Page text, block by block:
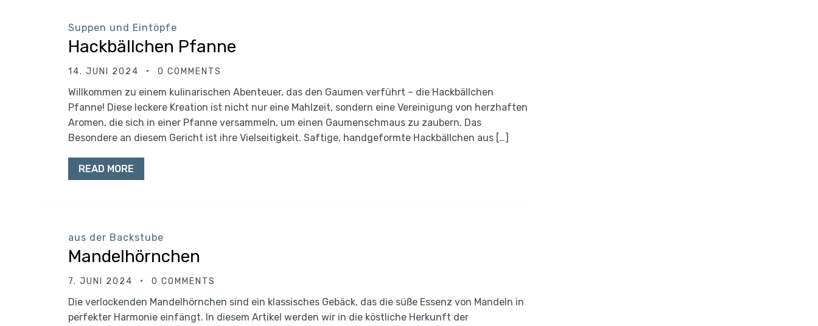
Suppen und Eintöpfe
Hackbällchen Pfanne
14. JUNI 2024 0 COMMENTS
Willkommen zu einem kulinarischen Abenteuer, das den Gaumen verführt – die Hackbällchen
Pfanne! Diese leckere Kreation ist nicht nur eine Mahlzeit, sondern eine Vereinigung von herzhaften
Aromen, die sich in einer Pfanne versammeln, um einen Gaumenschmaus zu zaubern. Das
Besondere an diesem Gericht ist ihre Vielseitigkeit. Saftige, handgeformte Hackbällchen aus […]
READ MORE
aus der Backstube
Mandelhörnchen
7. JUNI 2024 0 COMMENTS
Die verlockenden Mandelhörnchen sind ein klassisches Gebäck, das die süße Essenz von Mandeln in
perfekter Harmonie einfängt. In diesem Artikel werden wir in die köstliche Herkunft der